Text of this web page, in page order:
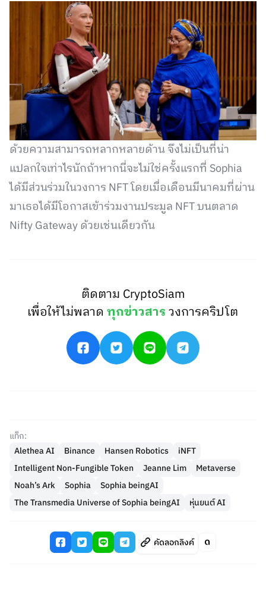
ด้วยความสามารถหลากหลายด้าน จึงไม่เป็นที่น่า
แปลกใจเท่าไรนักถ้าหากนี่จะไม่ใช่ครั้งแรกที่ Sophia
ได้มีส่วนร่วมในวงการ NFT โดยเมื่อเดือนมีนาคมที่ผ่าน
มาเธอได้มีโอกาสเข้าร่วมงานประมูล NFT บนตลาด
Nifty Gateway ด้วยเช่นเดียวกัน
ติดตาม CryptoSiam
เพื่อให้ไม่พลาดทุกข่าวสารวงการคริปโต
แท็ก:
Alethea AI
Binance Hansen Robotics
iNFT
Intelligent Non-Fungible Token
Jeanne Lim
Metaverse
Noah’s Ark
Sophia
Sophia beingAI
The Transmedia Universe of Sophia beingAI
หุ่นยนต์ AI
คัดลอกลิงค์